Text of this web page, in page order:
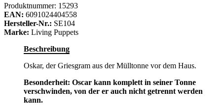
Produktnummer: 15293
EAN: 6091024404558
Hersteller-Nr.: SE104
Marke: Living Puppets
Beschreibung
Oskar, der Griesgram aus der Mülltonne vor dem Haus.
Besonderheit: Oscar kann komplett in seiner Tonne
verschwinden, von der er auch nicht getrennt werden
kann.